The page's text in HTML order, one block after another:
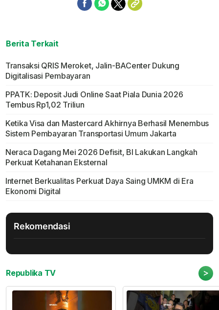
Berita Terkait
Transaksi QRIS Meroket, Jalin-BACenter Dukung
Digitalisasi Pembayaran
PPATK: Deposit Judi Online Saat Piala Dunia 2026
Tembus Rp1,02 Triliun
Ketika Visa dan Mastercard Akhirnya Berhasil Menembus
Sistem Pembayaran Transportasi Umum Jakarta
Neraca Dagang Mei 2026 Defisit, BI Lakukan Langkah
Perkuat Ketahanan Eksternal
Internet Berkualitas Perkuat Daya Saing UMKM di Era
Ekonomi Digital
Rekomendasi
Republika TV >